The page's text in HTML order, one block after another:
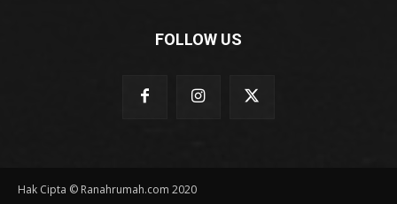
FOLLOW US
Hak Cipta © Ranahrumah.com 2020